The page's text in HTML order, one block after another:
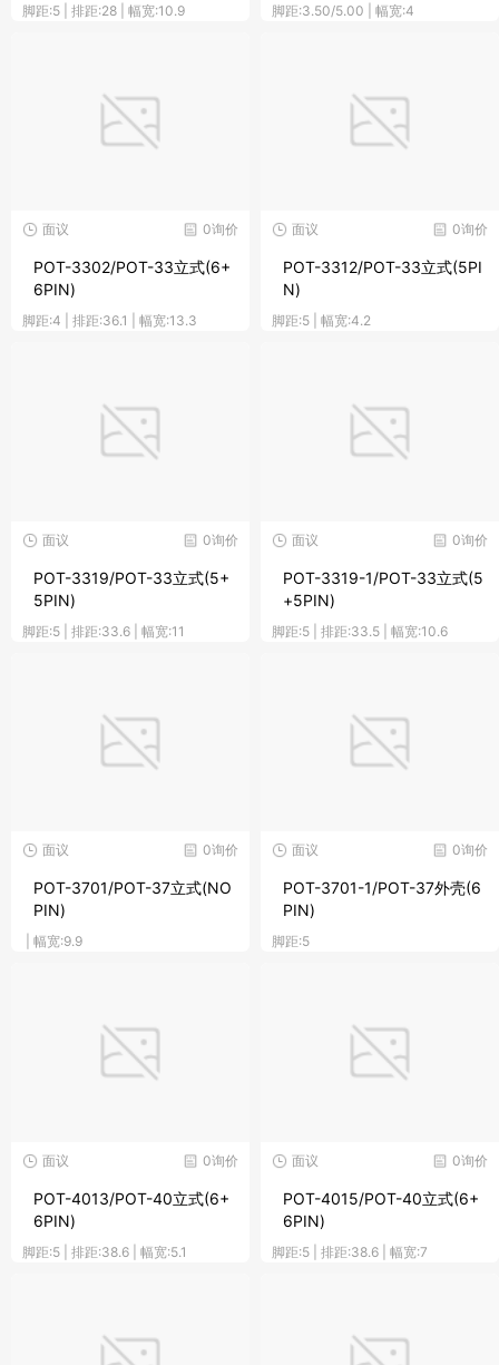
脚距:5 | 排距:28 | 幅宽:10.9 脚距:3.50/5.00 | 幅宽:4
0询价
面议
POT-3302/POT-33立式(6+
6PIN)
脚距:4 | 排距:36.1 | 幅宽:13.3
0询价
面议
POT-3312/POT-33立式(5PI
N)
脚距:5 | 幅宽:4.2
0询价
面议
POT-3319/POT-33立式(5+
5PIN)
脚距:5 | 排距:33.6 | 幅宽:11
0询价
面议
POT-3319-1/POT-33立式(5
+5PIN)
脚距:5 | 排距:33.5 | 幅宽:10.6
0询价
面议
POT-3701/POT-37立式(NO
PIN)
| 幅宽:9.9
0询价
面议
POT-3701-1/POT-37外壳(6
PIN)
脚距:5
0询价
面议
POT-4013/POT-40立式(6+
6PIN)
脚距:5 | 排距:38.6 | 幅宽:5.1
0询价
面议
POT-4015/POT-40立式(6+
6PIN)
脚距:5 | 排距:38.6 | 幅宽:7